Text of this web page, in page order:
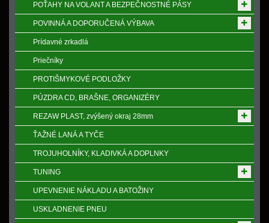
POŤAHY NA VOLANT A BEZPEČNOSTNÉ PÁSY
POVINNÁ A DOPORUČENÁ VÝBAVA
Prídavné zrkadlá
Priečníky
PROTIŠMYKOVÉ PODLOŽKY
PÚZDRA CD, BRAŠNE, ORGANIZÉRY
REZAW PLAST, zvýšený okraj 28mm
ŤAŽNÉ LANÁ A TYČE
TROJUHOLNÍKY, KLADIVKÁ A DOPLNKY
TUNING
UPEVNENIE NÁKLADU A BATOŽINY
USKLADNENIE PNEU